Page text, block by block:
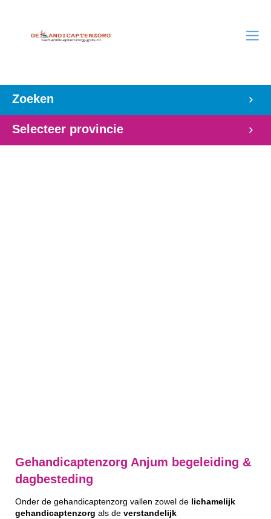
Zoeken
Selecteer provincie
Gehandicaptenzorg Anjum begeleiding &
dagbesteding
Onder de gehandicaptenzorg vallen zowel de lichamelijk
gehandicaptenzorg als de verstandelijk